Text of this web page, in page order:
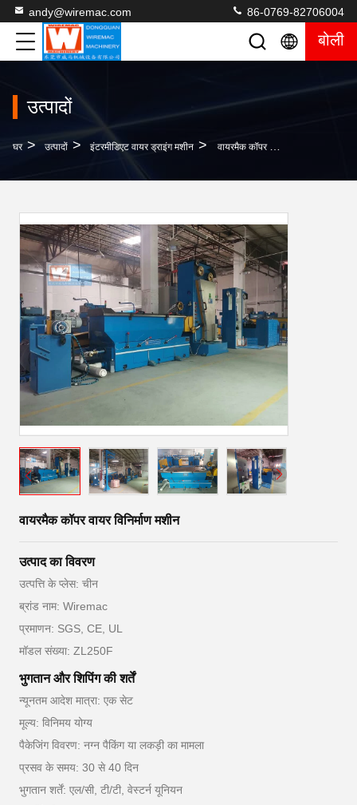
andy@wiremac.com 86-0769-82706004
बोली
उत्पादों
घर > उत्पादों > इंटरमीडिएट वायर ड्राइंग मशीन > वायरमैक कॉपर वायर विनिर्माण मशीन
वायरमैक कॉपर वायर विनिर्माण मशीन
उत्पाद का विवरण
उत्पत्ति के प्लेस: चीन
ब्रांड नाम: Wiremac
प्रमाणन: SGS, CE, UL
मॉडल संख्या: ZL250F
भुगतान और शिपिंग की शर्तें
न्यूनतम आदेश मात्रा: एक सेट
मूल्य: विनिमय योग्य
पैकेजिंग विवरण: नग्न पैकिंग या लकड़ी का मामला
प्रसव के समय: 30 से 40 दिन
भुगतान शर्तें: एल/सी, टी/टी, वेस्टर्न यूनियन